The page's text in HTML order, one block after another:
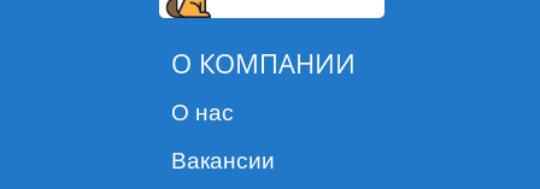
О КОМПАНИИ
О нас
Вакансии